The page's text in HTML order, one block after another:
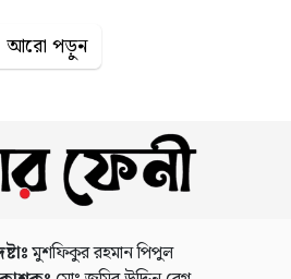
একটি বাড়ি লক্ষ্য করে চালানো
আল-সাহা মহল্লায় একটি ইসরাইলি
নিহত হন। তেবনিন শহরে আরেকটি
টায়ার জেলার তাইর ফেলসাই
হয়েছেন। এছাড়া আব্বাসিয়েহ শহরে
আরো পড়ুন
মুশফিকুর রহমান পিপুল